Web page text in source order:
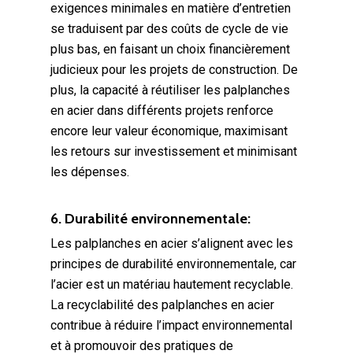
exigences minimales en matière d’entretien
se traduisent par des coûts de cycle de vie
plus bas, en faisant un choix financièrement
judicieux pour les projets de construction. De
plus, la capacité à réutiliser les palplanches
en acier dans différents projets renforce
encore leur valeur économique, maximisant
les retours sur investissement et minimisant
les dépenses.
6. Durabilité environnementale:
Les palplanches en acier s’alignent avec les
principes de durabilité environnementale, car
l’acier est un matériau hautement recyclable.
La recyclabilité des palplanches en acier
contribue à réduire l’impact environnemental
et à promouvoir des pratiques de